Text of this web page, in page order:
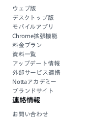
ウェブ版
デスクトップ版
モバイルアプリ
Chrome拡張機能
料金プラン
資料一覧
アップデート情報
外部サービス連携
Nottaアカデミー
ブランドサイト
連絡情報
お問い合わせ